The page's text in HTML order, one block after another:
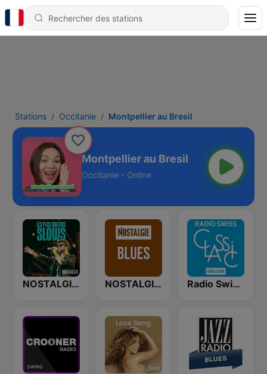
Stations Occitanie Montpellier au Bresil
Montpellier au Bresil
Occitanie - Online
NOSTALGIE LES PLUS GRANDS SLOWS NOSTALGIE Blues Radio Swiss Classic FR